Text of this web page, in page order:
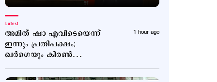
Latest
അമിത് ഷാ എവിടെയെന്ന്
ഇന്നും പ്രതിപക്ഷം;
ഖര്‍ഗെയും കിരണ്‍
വാക്പോര്
1 hour ago